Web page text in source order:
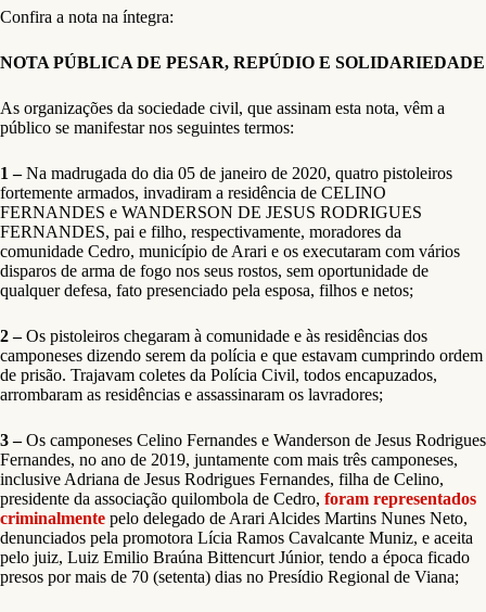
Confira a nota na íntegra:
NOTA PÚBLICA DE PESAR, REPÚDIO E SOLIDARIEDADE
As organizações da sociedade civil, que assinam esta nota, vêm a
público se manifestar nos seguintes termos:
1 –Na madrugada do dia 05 de janeiro de 2020, quatro pistoleiros
fortemente armados, invadiram a residência de CELINO
FERNANDES e WANDERSON DE JESUS RODRIGUES
FERNANDES, pai e filho, respectivamente, moradores da
comunidade Cedro, município de Arari e os executaram com vários
disparos de arma de fogo nos seus rostos, sem oportunidade de
qualquer defesa, fato presenciado pela esposa, filhos e netos;
2 –Os pistoleiros chegaram à comunidade e às residências dos
camponeses dizendo serem da polícia e que estavam cumprindo ordem
de prisão. Trajavam coletes da Polícia Civil, todos encapuzados,
arrombaram as residências e assassinaram os lavradores;
3 –Os camponeses Celino Fernandes e Wanderson de Jesus Rodrigues
Fernandes, no ano de 2019, juntamente com mais três camponeses,
inclusive Adriana de Jesus Rodrigues Fernandes, filha de Celino,
presidente da associação quilombola de Cedro, foram representados
criminalmente pelo delegado de Arari Alcides Martins Nunes Neto,
denunciados pela promotora Lícia Ramos Cavalcante Muniz, e aceita
pelo juiz, Luiz Emilio Braúna Bittencurt Júnior, tendo a época ficado
presos por mais de 70 (setenta) dias no Presídio Regional de Viana;